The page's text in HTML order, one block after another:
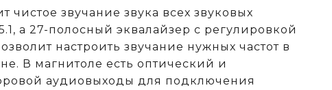
чистое звучание звука всех звуковых
а 27-полосный эквалайзер с регулировкой
настроить звучание нужных частот в
В магнитоле есть оптический и
аудиовыходы для подключения